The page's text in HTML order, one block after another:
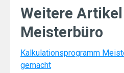
Weitere Artikel
Meisterbüro
Kalkulationsprogramm
gemacht